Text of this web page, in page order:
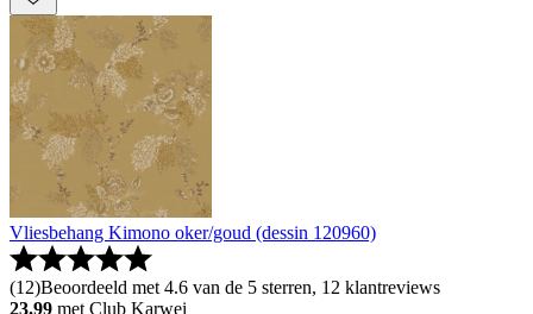
Vliesbehang Kimono oker/goud (dessin 120960)
(12)Beoordeeld met 4.6 van de 5 sterren, 12 klantreviews
23.99 met Club Karwei